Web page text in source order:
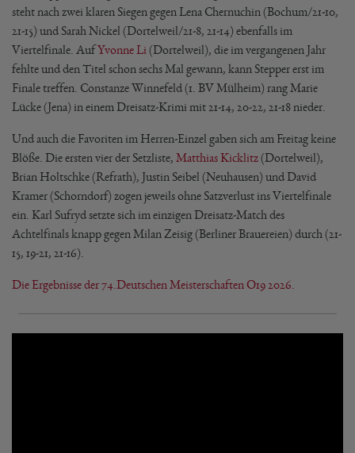
steht nach zwei klaren Siegen gegen Lena Chernuchin (Bochum/21-10,
21-15) und Sarah Nickel (Dortelweil/21-8, 21-14) ebenfalls im
Viertelfinale. AufYvonne Li (Dortelweil), die im vergangenen Jahr
fehlte und den Titel schon sechs Mal gewann, kann Stepper erst im
Finale treffen. Constanze Winnefeld (1. BV Mülheim) rang Marie
Lücke (Jena) in einem Dreisatz-Krimi mit 21-14, 20-22, 21-18 nieder.
Und auch die Favoriten im Herren-Einzel gaben sich am Freitag keine
Blöße. Die ersten vier der Setzliste, Matthias Kicklitz(Dortelweil),
Brian Holtschke (Refrath), Justin Seibel (Neuhausen) und David
Kramer (Schorndorf) zogen jeweils ohne Satzverlust ins Viertelfinale
ein. Karl Sufryd setzte sich im einzigen Dreisatz-Match des
Achtelfinals knapp gegen Milan Zeisig (Berliner Brauereien) durch (21-
15, 19-21, 21-16).
Die Ergebnisse der 74.Deutschen Meisterschaften O19 2026.